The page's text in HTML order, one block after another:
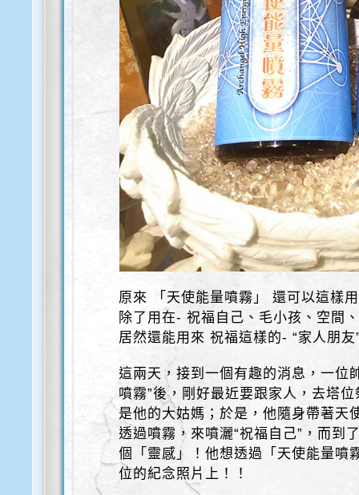
原來 「天使能量噴霧」 還可以這樣
除了用在- 祝福自己、毛小孩、空間
居然還能用來 祝福這樣的- “家人朋友
這兩天，接到一個有趣的消息，一位
噴霧”後，剛好最近要跟家人，去塔
是他的大姑媽；於是，他隨身帶著天
透過噴霧，來噴灑“祝福自己”，而到
個「靈感」！他想透過「天使能量噴
位的紀念照片上！！